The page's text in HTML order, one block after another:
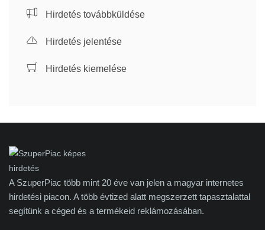
Hirdetés továbbküldése
Hirdetés jelentése
Hirdetés kiemelése
A SzuperPiac több mint 20 éve van jelen a magyar internetes
hirdetési piacon. A több évtized alatt megszerzett tapasztalattal
segítünk a céged és a termékeid reklámozásában.